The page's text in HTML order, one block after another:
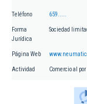
Teléfono 659.....
Forma
Jurídica
Sociedad
Página Web
Actividad Comercio al